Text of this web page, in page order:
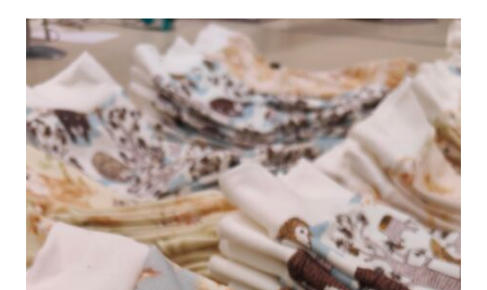
–
KOTIMAISET
VAUVAN
BODYT
JUHLISTAMAAN
UUSIA
ALKUJA